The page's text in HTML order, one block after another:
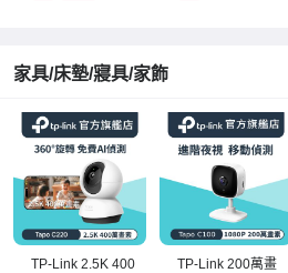
家具/床墊/寢具/家飾
TP-Link 2.5K 400
TP-Link 200萬畫